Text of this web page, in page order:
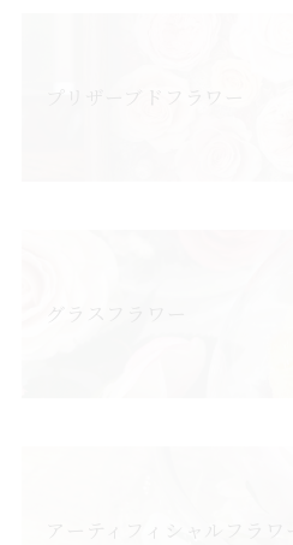
プリザーブドフラワー
グラスフラワー
アーティフィシャルフラワー